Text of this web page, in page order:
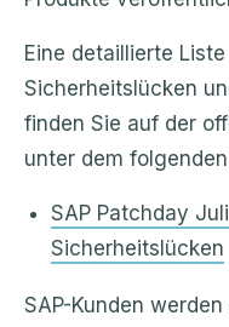
Eine detaillierte
Sicherheitslücken
finden Sie auf der
unter dem
SAP Patchday
Sicherheitslücken
SAP-Kunden